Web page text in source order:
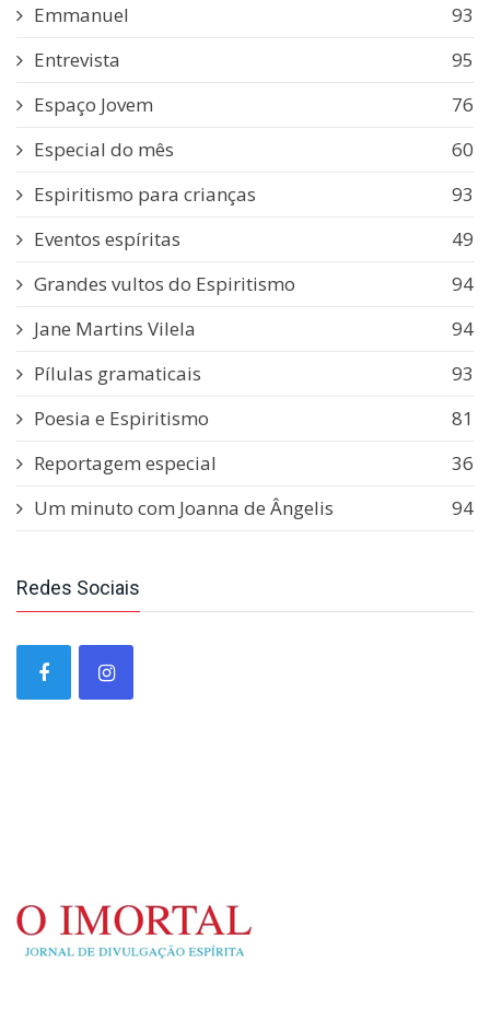
Emmanuel
93
Entrevista
95
Espaço Jovem
76
Especial do mês
60
Espiritismo para crianças
93
Eventos espíritas
49
Grandes vultos do Espiritismo
94
Jane Martins Vilela
94
Pílulas gramaticais
93
Poesia e Espiritismo
81
Reportagem especial
36
Um minuto com Joanna de Ângelis
94
Redes Sociais